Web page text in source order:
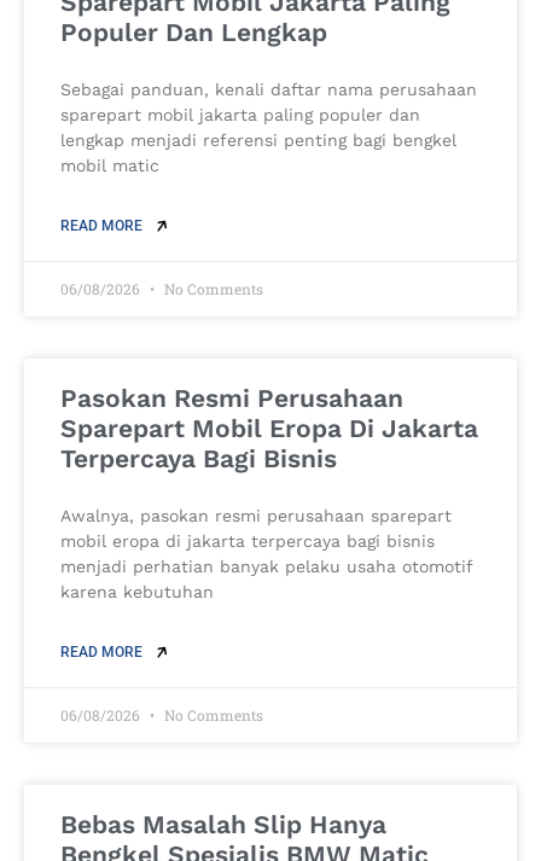
Populer Dan Lengkap
Sebagai panduan, kenali daftar nama perusahaan
sparepart mobil jakarta paling populer dan
lengkap menjadi referensi penting bagi bengkel
mobil matic
READ MORE
06/08/2026 No Comments
Pasokan Resmi Perusahaan
Sparepart Mobil Eropa Di Jakarta
Terpercaya Bagi Bisnis
Awalnya, pasokan resmi perusahaan sparepart
mobil eropa di jakarta terpercaya bagi bisnis
menjadi perhatian banyak pelaku usaha otomotif
karena kebutuhan
READ MORE
06/08/2026 No Comments
Bebas Masalah Slip Hanya
Bengkel Spesialis BMW Matic